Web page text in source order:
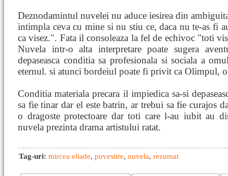
Deznodamintul nuvelei nu aduce iesirea din
intimpla ceva cu mine si nu stiu ce, daca nu te-as fi
ca visez.". Fata il consoleaza la fel de echivoc "toti
Nuvela intr-o alta interpretare poate sugera
depaseasca conditia sa profesionala si sociala a
eternul. si atunci bordeiul poate fi privit ca Olimpul, o
Conditia materiala precara il impiedica sa-si
sa fie tinar dar el este batrin, ar trebui sa fie curajos
o dragoste protectoare dar toti care l-au iubit au
nuvela prezinta drama artistului ratat.
Tag-uri: mircea eliade, povestire, nuvela, rezumat